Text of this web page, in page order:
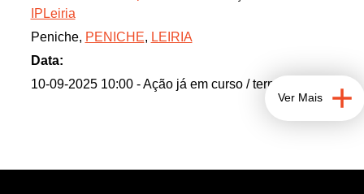
IPLeiria
Peniche, PENICHE, LEIRIA
Data:
10-09-2025 10:00 - Ação já em curso / terminada
Ver Mais